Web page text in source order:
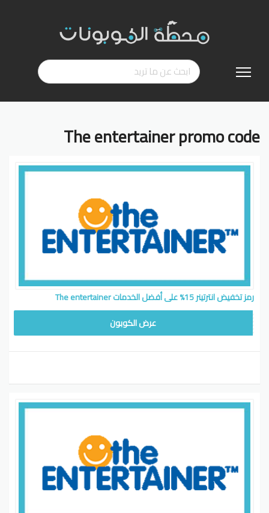
إلى
The entertainer promo code
رمز تخفيض انترتينر 15% على أفضل الخدمات The entertainer
عرض الكوبون